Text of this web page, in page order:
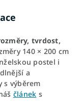
tvrdost,
140 × 200 cm
postel i
a
s výběrem
článek s